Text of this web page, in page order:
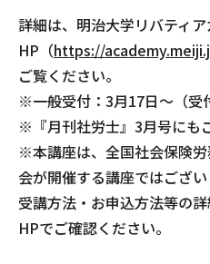
詳細は、明治大学リバティ
HP（https://
ご覧ください。
※一般受付：3月17日～（受
※『月刊社労士』3月号にも
※本講座は、全国社会保険
会が開催する講座ではござい
受講方法・お申込方法等の
HPでご確認ください。